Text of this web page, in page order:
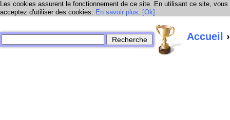
Les cookies assurent le fonctionnement de ce site. En utilisant ce site, vous
acceptez d'utiliser des cookies. En savoir plus. [Ok]
Accueil